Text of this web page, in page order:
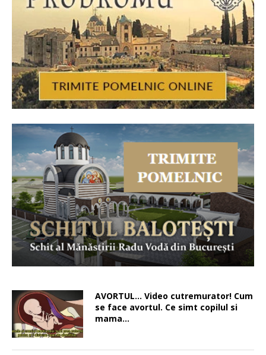
AVORTUL… Video cutremurator! Cum
se face avortul. Ce simt copilul si
mama…